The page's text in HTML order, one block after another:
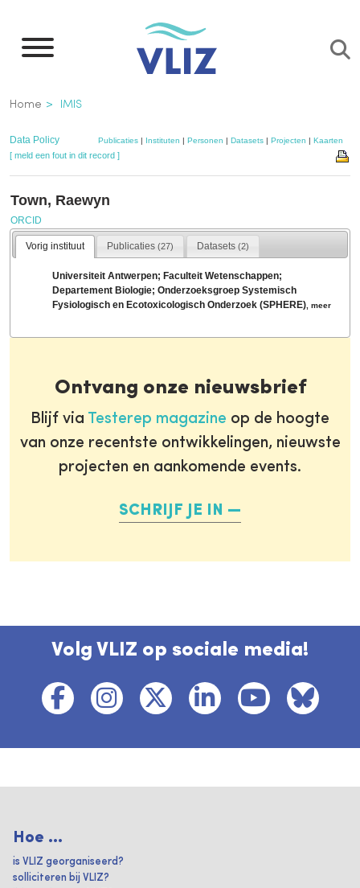
naar
inhoud
gaan
Kruimelpad
Home IMIS
Data Policy Publicaties| Instituten | Personen | Datasets| Projecten | Kaarten
[ meld een fout in dit record ]
Town, Raewyn
ORCID
Vorig instituut Publicaties(27) Datasets (2)
Universiteit Antwerpen; Faculteit Wetenschappen;
Departement Biologie; Onderzoeksgroep Systemisch
Fysiologisch en Ecotoxicologisch Onderzoek (SPHERE) ,meer
Ontvang onze nieuwsbrief
Blijf via Testerep magazine op de hoogte
van onze recentste ontwikkelingen, nieuwste
projecten en aankomende events.
SCHRIJF JE IN
Volg VLIZ op sociale media!
Hoe ...
is VLIZ georganiseerd?
solliciteren bij VLIZ?